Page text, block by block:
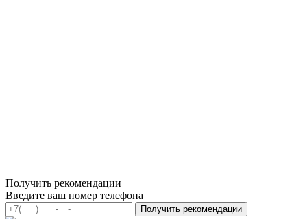
Получить рекомендации
Введите ваш номер телефона
Получить рекомендации